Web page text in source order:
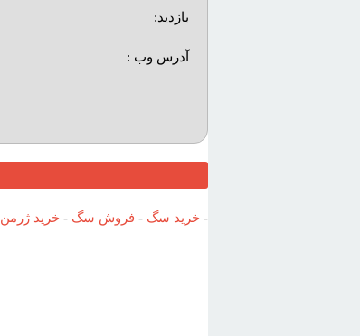
بازديد:
آدرس وب :‌
- خرید سگ - فروش سگ - خرید ژرمن